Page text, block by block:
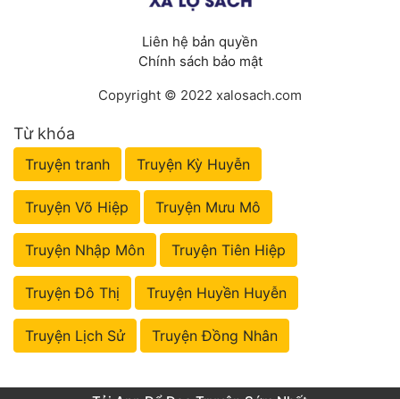
Liên hệ bản quyền
Chính sách bảo mật
Copyright © 2022 xalosach.com
Từ khóa
Truyện tranh Truyện Kỳ Huyễn
Truyện Võ Hiệp Truyện Mưu Mô
Truyện Nhập Môn Truyện Tiên Hiệp
Truyện Đô Thị Truyện Huyền Huyễn
Truyện Lịch Sử Truyện Đồng Nhân